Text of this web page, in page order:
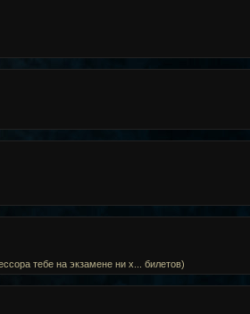
тебе на экзамене ни х... билетов)